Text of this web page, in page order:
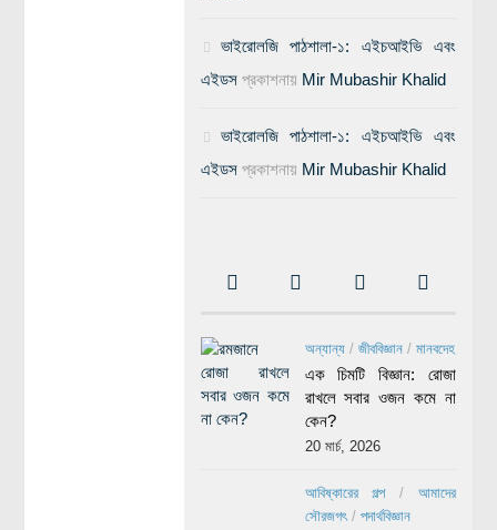
ভাইরোলজি পাঠশালা-১: এইচআইভি এবং
এইডসপ্রকাশনায় Mir Mubashir Khalid
ভাইরোলজি পাঠশালা-১: এইচআইভি এবং
এইডসপ্রকাশনায় Mir Mubashir Khalid
অন্যান্য/ জীববিজ্ঞান/ মানবদেহ
এক চিমটি বিজ্ঞান: রোজা
রাখলে সবার ওজন কমে না
কেন?
20 মার্চ, 2026
আবিষ্কারের গল্প/ আমাদের
সৌরজগৎ/ পদার্থবিজ্ঞান